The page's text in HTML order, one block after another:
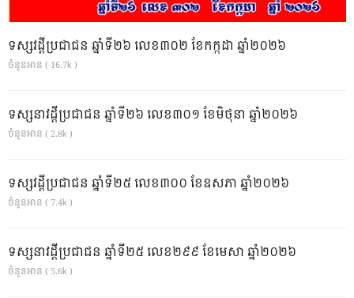
ទស្សវដ្តីប្រជាជន ឆ្នាំទី២៦ លេខ៣០២ ខែកក្កដា ឆ្នាំ២០២៦
ចំនួនអាន ( 16.7k )
ទស្សនាវដ្ដីប្រជាជន ឆ្នាំទី២៦ លេខ៣០១ ខែមិថុនា ឆ្នាំ២០២៦
ចំនួនអាន ( 2.8k )
ទស្សវដ្តីប្រជាជន ឆ្នាំទី២៥ លេខ៣០០ ខែឧសភា ឆ្នាំ២០២៦
ចំនួនអាន ( 7.4k )
ទស្សនាវដ្ដីប្រជាជន ឆ្នាំទី២៥ លេខ២៩៩ ខែមេសា ឆ្នាំ២០២៦
ចំនួនអាន ( 5.6k )